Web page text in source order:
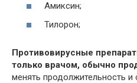
Амиксин;
Тилорон;
Противовирусные
только врачом, обычно
менять продолжительность и